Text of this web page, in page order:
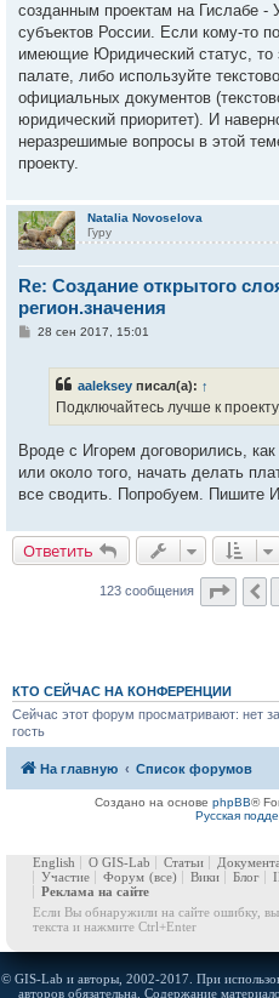
созданным проектам на Гислабе
субъектов России. Если кому-то
имеющие Юридический статус, то
палате, либо используйте
официальных документов
юридический приоритет). И
неразрешимые вопросы в этой
проекту.
Natalia Novoselova
Гуру
Re: Создание открытого
регион.значения
С
е
28 сен 2017, 15:01
aaleksey писал(а): ↑
Подключайтесь лучше к
Вроде с Игорем договорились,
или около того, начать делать
все сводить. Попробуем. Пишите
Ответить
123 сообщения
КТО СЕЙЧАС НА КОНФЕРЕНЦИИ
Сейчас этот форум просматривают: нет
гость
На главную Список форумов
Создано на основе phpBB®
Русская
English О GIS-Lab Статьи
Участие
Форум (все) Вики Блог
Реклама на сайте
Если Вы обнаружили на сайте ошибку,
текста и нажмите Ctrl+Enter
© GIS-Lab и авторы, 2002-2017. При
авторов обязательна. Содержание